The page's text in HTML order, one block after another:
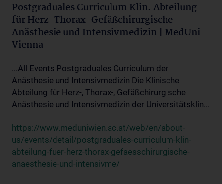
Postgraduales Curriculum Klin. Abteilung
für Herz-Thorax-Gefäßchirurgische
Anästhesie und Intensivmedizin | MedUni
Vienna
...All Events Postgraduales Curriculum der
Anästhesie und Intensivmedizin Die Klinische
Abteilung für Herz-, Thorax-, Gefäßchirurgische
Anästhesie und Intensivmedizin der Universitätsklin...
https://www.meduniwien.ac.at/web/en/about-
us/events/detail/postgraduales-curriculum-klin-
abteilung-fuer-herz-thorax-gefaesschirurgische-
anaesthesie-und-intensivme/